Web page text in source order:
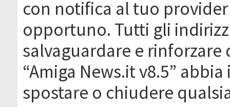
con notifica al tuo
opportuno. Tutti gli
salvaguardare e
“Amiga News.it v8.5”
spostare o chiudere